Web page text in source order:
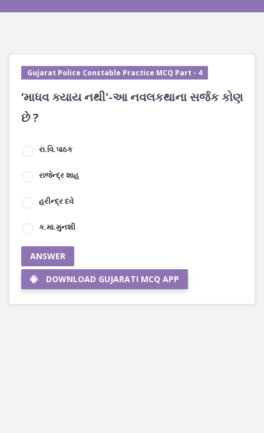
Gujarat Police Constable Practice MCQ Part - 4
‘માધવ ક્યાય નથી'-આ નવલકથાના સર્જક કોણ
છે ?
રા.વિ.પાઠક
રાજેન્દ્ર શાહ
હરીન્દ્ર દવે
ક.મા.મુનશી
ANSWER
DOWNLOAD GUJARATI MCQ APP